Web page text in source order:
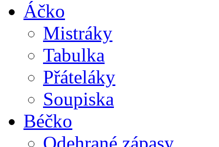
Áčko
Mistráky
Tabulka
Přáteláky
Soupiska
Béčko